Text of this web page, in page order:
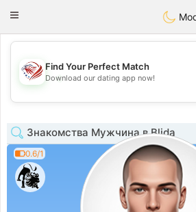
Toggle
💖
💕
Find Your Perfect Match
Download our dating app now!
Знакомства Мужчина в Blida
0.6/1